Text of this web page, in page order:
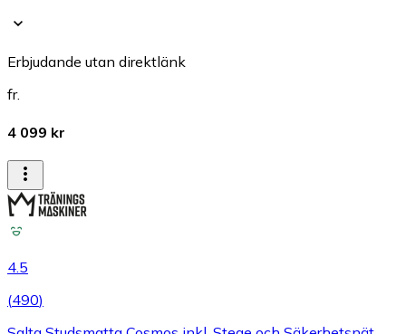
Erbjudande utan direktlänk
fr.
4 099 kr
4.5
(490)